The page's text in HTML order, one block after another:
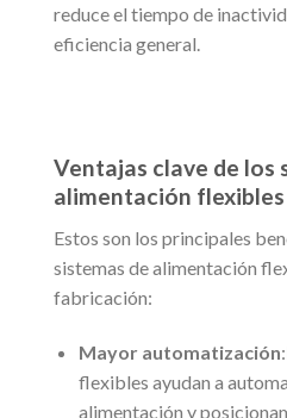
reduce el tiempo de
eficiencia general.
Ventajas clave de los
alimentación flexibles
Estos son los principales
sistemas de alimentación
fabricación:
Mayor automatización
flexibles ayudan a
alimentación y